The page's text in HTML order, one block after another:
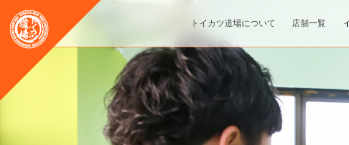
トイカツ道場について 店舗一覧